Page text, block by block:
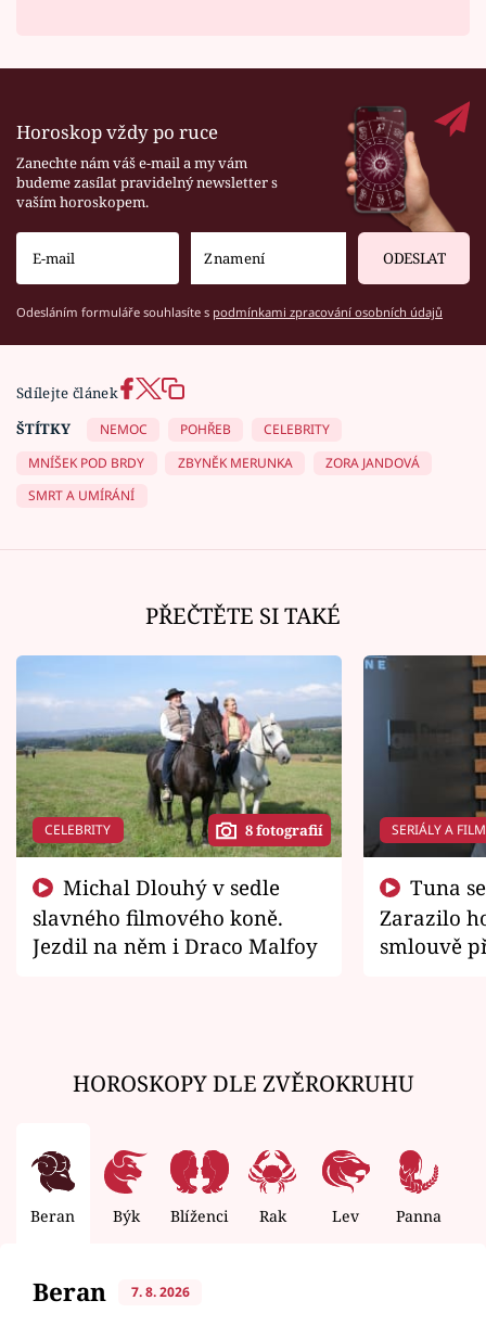
Horoskop vždy po ruce
Zanechte nám váš e-mail a my vám
budeme zasílat pravidelný newsletter s
vaším horoskopem.
ODESLAT
Odesláním formuláře souhlasíte s podmínkami zpracování osobních údajů
Sdílejte článek
ŠTÍTKY
NEMOC POHŘEB
CELEBRITY
MNÍŠEK POD BRDY
ZBYNĚK MERUNKA
ZORA JANDOVÁ
SMRT A UMÍRÁNÍ
PŘEČTĚTE SI TAKÉ
CELEBRITY 8 fotografií
slavného filmového koně.
Jezdil na něm i Draco Malfoy
SERIÁLY A
Zarazilo
smlouvě
HOROSKOPY DLE ZVĚROKRUHU
Beran Býk Blíženci Rak Lev Panna
Beran 7. 8. 2026